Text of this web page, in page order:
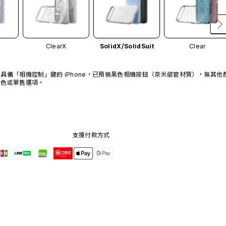
ClearX SolidX/SolidSuit Clear
具備「相機控制」鍵的 iPhone，已預裝黑色相機按鈕（奈米碳管材質），無其他
色或單售選項。
支援付款方式